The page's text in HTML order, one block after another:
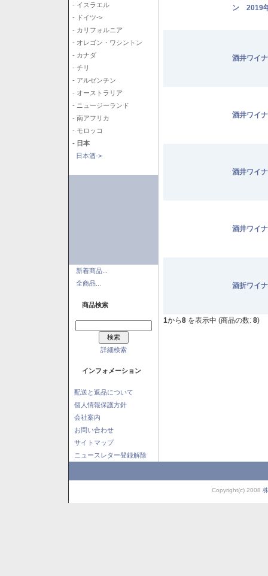
- イスラエル
- ドイツ->
- カリフォルニア
- オレゴン・ワシントン
- カナダ
- チリ
- アルゼンチン
- オーストラリア
- ニュージーランド
- 南アフリカ
- モロッコ
- 日本
日本酒->
新着商品...
全商品...
商品検索
詳細検索
インフォメーション
配送と返品について
個人情報保護方針
会社案内
お問い合わせ
サイトマップ
ニュースレター登録解除
ン 2019
酒井ワイ
酒井ワイ
酒井ワイ
酒井ワイ
酒折ワイ
1から8 を表示中 (商品の数: 8)
Copyright(c) 2008